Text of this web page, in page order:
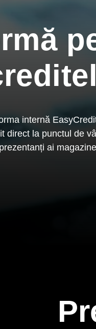
internă
direct la punctul de
ai